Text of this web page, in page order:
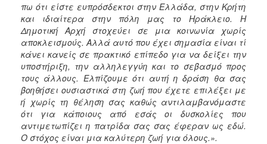
πω ότι είστε ευπρόσδεκτοι στην Ελλάδα, στην Κρήτη
και ιδιαίτερα στην πόλη μας το Ηράκλειο. Η
Δημοτική Αρχή στοχεύει σε μια κοινωνία χωρίς
αποκλεισμούς. Αλλά αυτό που έχει σημασία είναι τί
κάνει κανείς σε πρακτικό επίπεδο για να δείξει την
υποστήριξη, την αλληλεγγύη και το σεβασμό προς
τους άλλους. Ελπίζουμε ότι αυτή η δράση θα σας
βοηθήσει ουσιαστικά στη ζωή που έχετε επιλέξει με
ή χωρίς τη θέληση σας καθώς αντιλαμβανόμαστε
ότι για κάποιους από εσάς οι δυσκολίες που
αντιμετωπίζει η πατρίδα σας σας έφεραν ως εδώ.
Ο στόχος είναι μια καλύτερη ζωή για όλους.».